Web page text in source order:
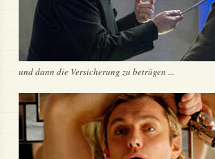
und dann die Versicherung zu betrügen ...